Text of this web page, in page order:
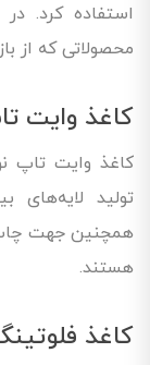
استفاده کرد. در
محصولاتی که از
کاغذ وایت
کاغذ وایت تاپ
تولید لایه‌های
همچنین جهت
هستند.
کاغذ